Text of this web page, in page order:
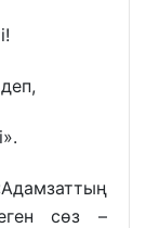
сөз –